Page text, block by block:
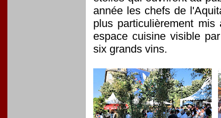
année les chefs de
plus particulièrement
espace cuisine visible
six grands vins.